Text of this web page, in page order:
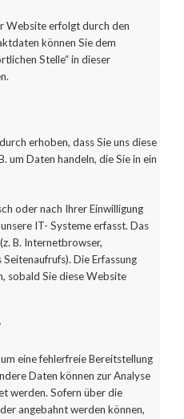
Website erfolgt durch den
können Sie dem
Stelle“ in dieser
erhoben, dass Sie uns diese
um Daten handeln, die Sie in ein
oder nach Ihrer Einwilligung
IT- Systeme erfasst. Das
B. Internetbrowser,
Die Erfassung
sobald Sie diese Website
eine fehlerfreie Bereitstellung
Daten können zur Analyse
werden. Sofern über die
angebahnt werden können,